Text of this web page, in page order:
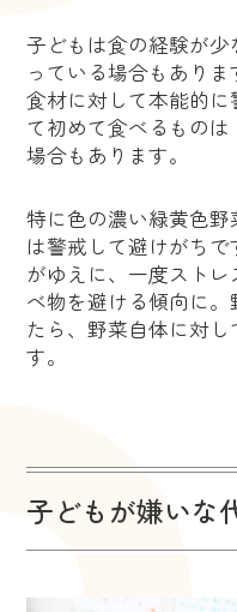
子どもは食の経験が
っている場合もあり
食材に対して本能的
て初めて食べるもの
場合もあります。
特に色の濃い緑黄色
は警戒して避けがち
がゆえに、一度スト
べ物を避ける傾向に
たら、野菜自体に対
す。
子どもが嫌いな